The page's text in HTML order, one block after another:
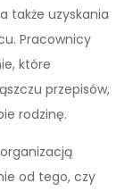
także uzyskania
Pracownicy
które
przepisów,
rodzinę.
od tego, czy